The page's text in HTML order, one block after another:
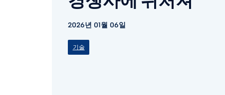
2026년 01월 06일
기술